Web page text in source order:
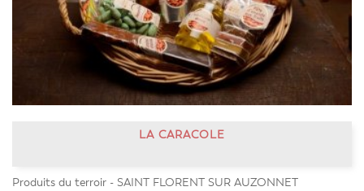
LA CARACOLE
Produits du terroir - SAINT FLORENT SUR AUZONNET